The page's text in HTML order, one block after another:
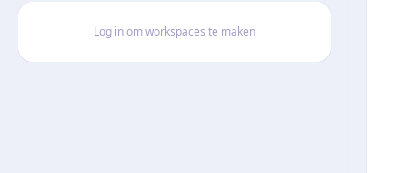
Log in om workspaces te maken